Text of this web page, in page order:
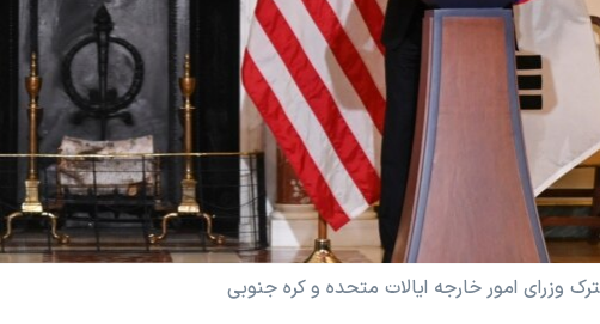
وزرای امور خارجه ایالات متحده و کره جنوبی